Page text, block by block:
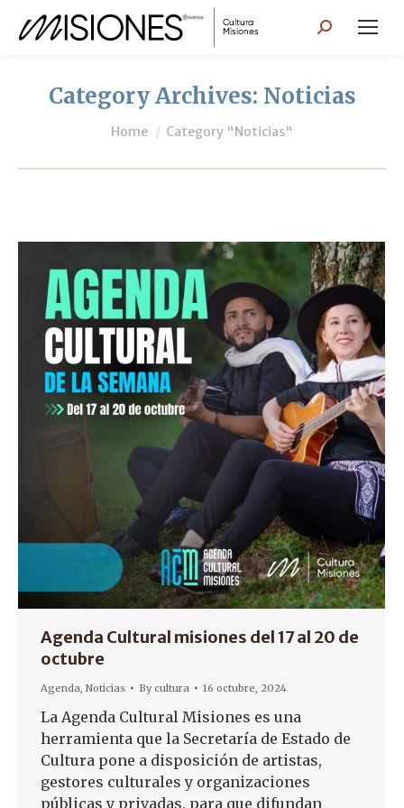
Search:
Category Archives: Noticias
You are here:
Home Category "Noticias"
Agenda Cultural misiones del 17 al 20 de
octubre
Agenda, Noticias Bycultura 16 octubre, 2024
La Agenda Cultural Misiones es una
herramienta que la Secretaría de Estado de
Cultura pone a disposición de artistas,
gestores culturales y organizaciones
públicas y privadas, para que difundan